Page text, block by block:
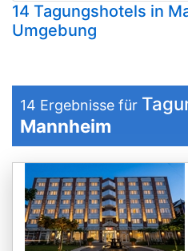
14 Tagungshotels in
Umgebung
14 Ergebnisse für
Mannheim